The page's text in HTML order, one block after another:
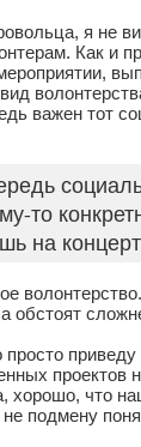
я не
Как и
важен тот
то
на
обстоят
просто
проектов
хорошо, что
подмену